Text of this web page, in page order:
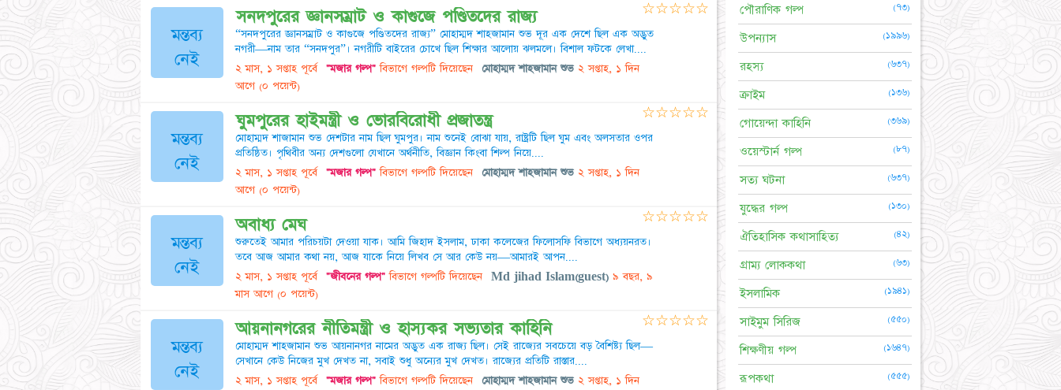
মন্তব্য
নেই
সনদপুরের জ্ঞানসম্রাট ও কাগুজে পণ্ডিতদের রাজ্য
“সনদপুরের জ্ঞানসম্রাট ও কাগুজে পণ্ডিতদের রাজ্য” মোহাম্মদ শাহজামান শুভ দূর এক দেশে ছিল এক অদ্ভুত
নগরী—নাম তার “সনদপুর”। নগরীটি বাইরের চোখে ছিল শিক্ষার আলোয় ঝলমলে। বিশাল ফটকে লেখা....
২ মাস, ১ সপ্তাহ পূর্বে "মজার গল্প"বিভাগে গল্পটি দিয়েছেন মোহাম্মদ শাহজামান শুভ ২ সপ্তাহ, ১ দিন
আগে (০ পয়েন্ট)
☆☆☆☆☆
মন্তব্য
নেই
ঘুমপুরের হাইমন্ত্রী ও ভোরবিরোধী প্রজাতন্ত্র
মোহাম্মদ শাজামান শুভ দেশটার নাম ছিল ঘুমপুর। নাম শুনেই বোঝা যায়, রাষ্ট্রটি ছিল ঘুম এবং অলসতার ওপর
প্রতিষ্ঠিত। পৃথিবীর অন্য দেশগুলো যেখানে অর্থনীতি, বিজ্ঞান কিংবা শিল্প নিয়ে....
২ মাস, ১ সপ্তাহ পূর্বে "মজার গল্প"বিভাগে গল্পটি দিয়েছেন মোহাম্মদ শাহজামান শুভ ২ সপ্তাহ, ১ দিন
আগে (০ পয়েন্ট)
☆☆☆☆☆
মন্তব্য
নেই
অবাধ্য মেঘ
শুরুতেই আমার পরিচয়টা দেওয়া যাক। আমি জিহাদ ইসলাম, ঢাকা কলেজের ফিলোসফি বিভাগে অধ্যয়নরত।
তবে আজ আমার কথা নয়, আজ যাকে নিয়ে লিখব সে আর কেউ নয়—আমারই আপন....
২ মাস, ১ সপ্তাহ পূর্বে "জীবনের গল্প"বিভাগে গল্পটি দিয়েছেন Md jihad Islam(guest) ৯ বছর, ৯
মাস আগে (০ পয়েন্ট)
☆☆☆☆☆
মন্তব্য
নেই
আয়নানগরের নীতিমন্ত্রী ও হাস্যকর সভ্যতার কাহিনি
মোহাম্মদ শাহজামান শুভ আয়নানগর নামের অদ্ভুত এক রাজ্য ছিল। সেই রাজ্যের সবচেয়ে বড় বৈশিষ্ট্য ছিল—
সেখানে কেউ নিজের মুখ দেখত না, সবাই শুধু অন্যের মুখ দেখত। রাজ্যের প্রতিটি রাস্তার....
২ মাস, ১ সপ্তাহ পূর্বে "মজার গল্প"বিভাগে গল্পটি দিয়েছেন মোহাম্মদ শাহজামান শুভ ২ সপ্তাহ, ১ দিন
☆☆☆☆☆
পৌরাণিক গল্প (৭৩)
উপন্যাস (১৯৯৬)
রহস্য (৬৩৭)
ক্রাইম (১৩৬)
গোয়েন্দা কাহিনি (৩৬৯)
ওয়েস্টার্ন গল্প (৮৭)
সত্য ঘটনা (৬৩৭)
যুদ্ধের গল্প (১৩০)
ঐতিহাসিক কথাসাহিত্য (৪২)
গ্রাম্য লোককথা (৬৩)
ইসলামিক (১৯৪১)
সাইমুম সিরিজ (৫৫০)
শিক্ষণীয় গল্প (১৬৪৭)
রূপকথা (৫৫৫)